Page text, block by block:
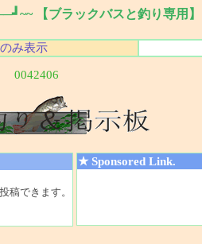
【ブラックバスと釣り専用】
み表示
0042406
稿できます。
★ Sponsored Link.